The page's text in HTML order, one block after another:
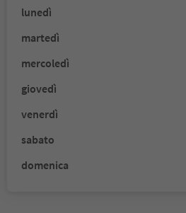
lunedì
martedì
mercoledì
giovedì
venerdì
sabato
domenica